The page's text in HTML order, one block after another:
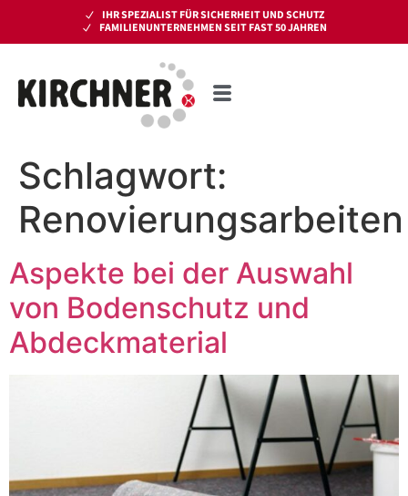
IHR SPEZIALIST FÜR SICHERHEIT UND SCHUTZ
FAMILIENUNTERNEHMEN SEIT FAST 50 JAHREN
Schlagwort:
Renovierungsarbeiten
Aspekte bei der Auswahl
von Bodenschutz und
Abdeckmaterial